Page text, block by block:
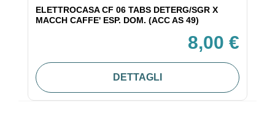
ELETTROCASA CF 06 TABS DETERG/SGR X
MACCH CAFFE' ESP. DOM. (ACC AS 49)
8,00 €
DETTAGLI